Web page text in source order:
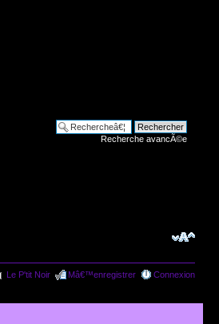
Recherche avancÃ©e
Le P'tit Noir Mâ€™enregistrer Connexion